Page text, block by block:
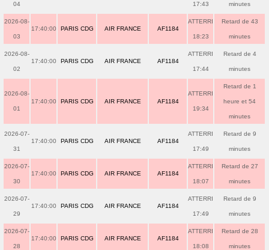
04 17:43 minutes
2026-08-
03
17:40:00 PARIS CDG AIR FRANCE AF1184
ATTERRI
18:23
Retard de 43
minutes
2026-08-
02
17:40:00 PARIS CDG AIR FRANCE AF1184
ATTERRI
17:44
Retard de 4
minutes
2026-08-
01
17:40:00 PARIS CDG AIR FRANCE AF1184
ATTERRI
19:34
Retard de 1
heure et 54
minutes
2026-07-
31
17:40:00 PARIS CDG AIR FRANCE AF1184
ATTERRI
17:49
Retard de 9
minutes
2026-07-
30
17:40:00 PARIS CDG AIR FRANCE AF1184
ATTERRI
18:07
Retard de 27
minutes
2026-07-
29
17:40:00 PARIS CDG AIR FRANCE AF1184
ATTERRI
17:49
Retard de 9
minutes
2026-07-
28
17:40:00 PARIS CDG AIR FRANCE AF1184
ATTERRI
18:08
Retard de 28
minutes